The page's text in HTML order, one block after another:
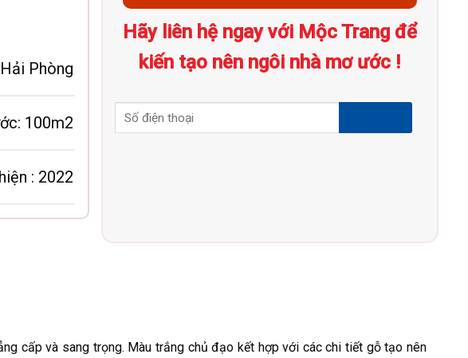
Hải Phòng
100m2
: 2022
Hãy liên hệ ngay với Mộc Trang để
kiến tạo nên ngôi nhà mơ ước !
cấp và sang trọng. Màu trắng chủ đạo kết hợp với các chi tiết gỗ tạo nên